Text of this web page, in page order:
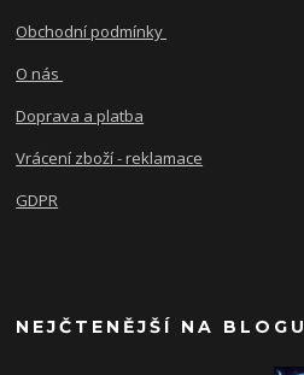
Obchodní podmínky
O nás
Doprava a platba
Vrácení zboží - reklamace
GDPR
NEJČTENĚJŠÍ NA BLOGU